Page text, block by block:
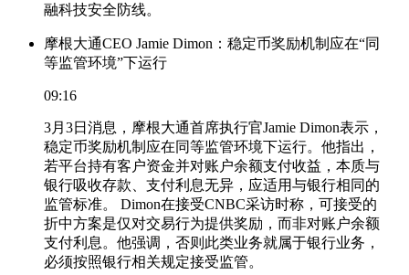
融科技安全防线。
摩根大通CEO Jamie Dimon：稳定币奖励机制应在“同
等监管环境”下运行
09:16
3月3日消息，摩根大通首席执行官Jamie Dimon表示，
稳定币奖励机制应在同等监管环境下运行。他指出，
若平台持有客户资金并对账户余额支付收益，本质与
银行吸收存款、支付利息无异，应适用与银行相同的
监管标准。 Dimon在接受CNBC采访时称，可接受的
折中方案是仅对交易行为提供奖励，而非对账户余额
支付利息。他强调，否则此类业务就属于银行业务，
必须按照银行相关规定接受监管。